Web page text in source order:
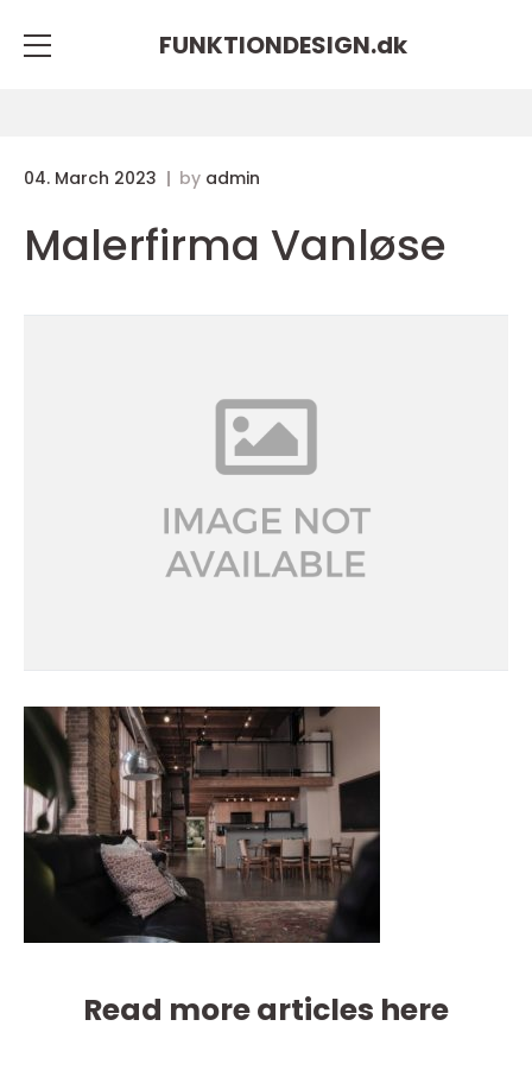
FUNKTIONDESIGN.dk
04. March 2023 by admin
Malerfirma Vanløse
Read more articles here